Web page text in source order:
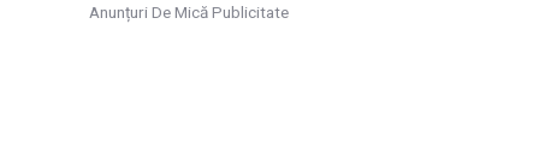
Anunțuri De Mică Publicitate